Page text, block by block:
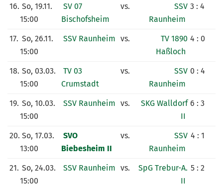
16. So, 19.11.
15:00
SV 07
Bischofsheim
vs.
SSV
Raunheim
3 : 4
17. So, 26.11.
15:00
SSV Raunheim vs.
TV 1890
Haßloch
4 : 0
18. So, 03.03.
15:00
TV 03
Crumstadt
vs.
SSV
Raunheim
0 : 4
19. So, 10.03.
15:00
SSV Raunheim vs.
SKG Walldorf
II
6 : 3
20. So, 17.03.
13:00
SVO
Biebesheim II
vs.
SSV
Raunheim
4 : 1
21. So, 24.03.
15:00
SSV Raunheim vs.
SpG Trebur-A.
II
5 : 2